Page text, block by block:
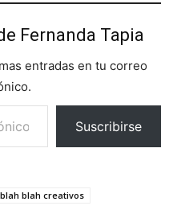
Fernanda Tapia
entradas en tu correo
Suscribirse
blah creativos